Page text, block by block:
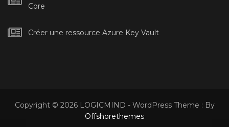
Core
Créer une ressource Azure Key Vault
Copyright © 2026 LOGICMIND - WordPress Theme : By
Offshorethemes